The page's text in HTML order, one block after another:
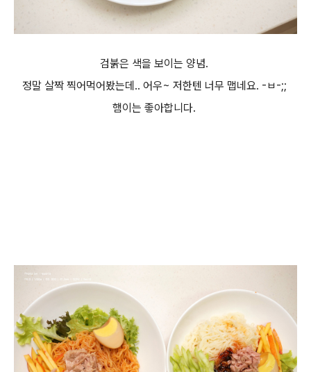
검붉은 색을 보이는 양념.
정말 살짝 찍어먹어봤는데.. 어우~ 저한텐 너무 맵네요. -ㅂ-;;
햄이는 좋아합니다.